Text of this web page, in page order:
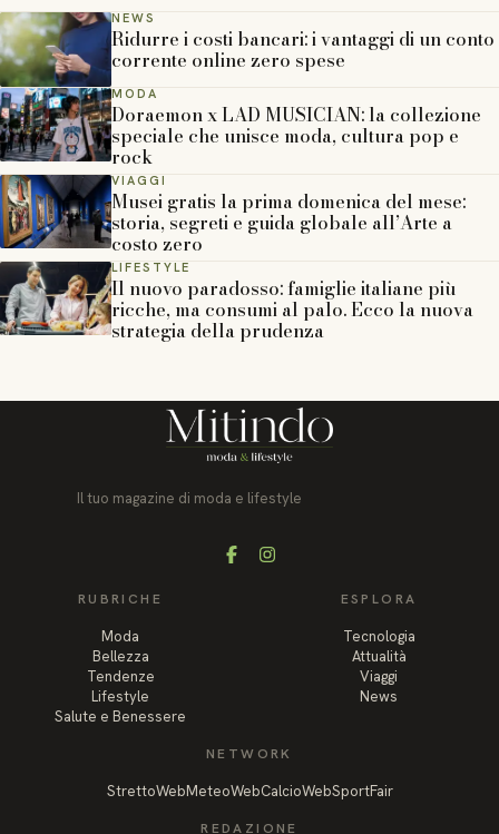
NEWS
Ridurre i costi bancari: i vantaggi di un conto
corrente online zero spese
MODA
Doraemon x LAD MUSICIAN: la collezione
speciale che unisce moda, cultura pop e
rock
VIAGGI
Musei gratis la prima domenica del mese:
storia, segreti e guida globale all’Arte a
costo zero
LIFESTYLE
Il nuovo paradosso: famiglie italiane più
ricche, ma consumi al palo. Ecco la nuova
strategia della prudenza
Il tuo magazine di moda e lifestyle
FacebookInstagram
RUBRICHE
Moda
Bellezza
Tendenze
Lifestyle
Salute e Benessere
ESPLORA
Tecnologia
Attualità
Viaggi
News
NETWORK
StrettoWebMeteoWebCalcioWebSportFair
REDAZIONE